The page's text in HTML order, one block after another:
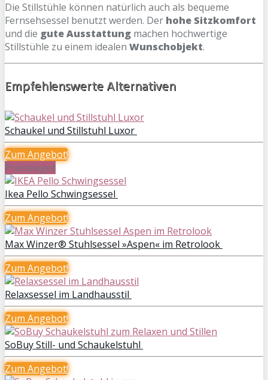
Die Stillstühle können natürlich auch als bequeme
Fernsehsessel benutzt werden. Der hohe Sitzkomfort
und die gute Ausstattung machen hochwertige
Stillstühle zu einem idealen Wunschobjekt.
Empfehlenswerte Alternativen
Schaukel und Stillstuhl Luxor
Zum Angebot!
Preissieger
Ikea Pello Schwingsessel
Zum Angebot!
Max Winzer® Stuhlsessel »Aspen« im Retrolook
Zum Angebot!
Relaxsessel im Landhausstil
Zum Angebot!
SoBuy Still- und Schaukelstuhl
Zum Angebot!